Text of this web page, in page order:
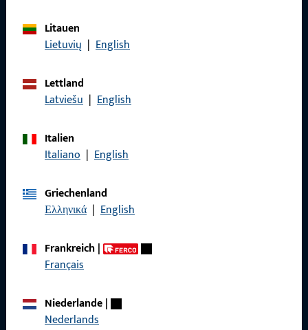
Litauen
Lietuvių | English
Lettland
Latviešu | English
Italien
Italiano | English
Griechenland
Ελληνικά | English
Frankreich|
Français
Niederlande|
Nederlands
Impressum